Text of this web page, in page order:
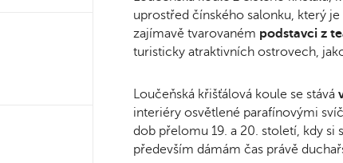
uprostřed čínského salonku, který je
zajímavě tvarovaném podstavci z
turisticky atraktivních ostrovech,
Loučeňská křišťálová koule se stává
interiéry osvětlené parafínovými
dob přelomu 19. a 20. století, kdy si
především dámám čas právě